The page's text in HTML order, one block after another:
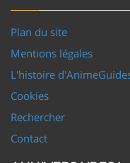
Plan du site
Mentions légales
L'histoire
Cookies
Rechercher
Contact